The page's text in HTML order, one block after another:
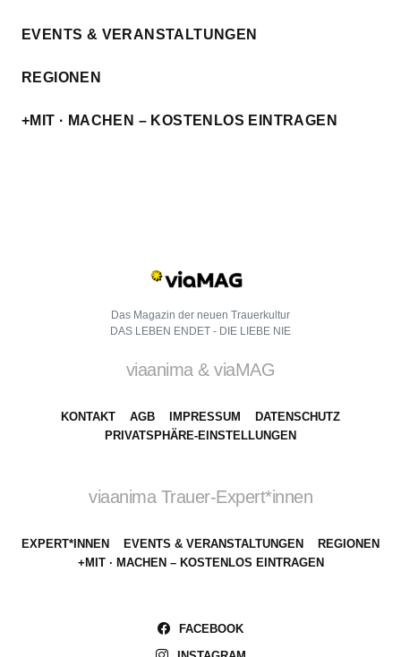
EVENTS & VERANSTALTUNGEN
REGIONEN
+MIT · MACHEN – KOSTENLOS EINTRAGEN
Das Magazin der neuen Trauerkultur
DAS LEBEN ENDET - DIE LIEBE NIE
viaanima & viaMAG
KONTAKT AGB IMPRESSUM
DATENSCHUTZ
PRIVATSPHÄRE-EINSTELLUNGEN
viaanima Trauer-Expert*innen
EXPERT*INNEN EVENTS & VERANSTALTUNGEN
REGIONEN
+MIT · MACHEN – KOSTENLOS EINTRAGEN
FACEBOOK